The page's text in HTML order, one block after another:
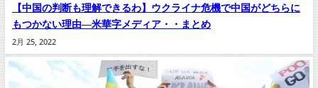
【中国の判断も理解できるわ】ウクライナ危機で中国がどちらに
もつかない理由―米華字メディア・・まとめ
2月 25, 2022